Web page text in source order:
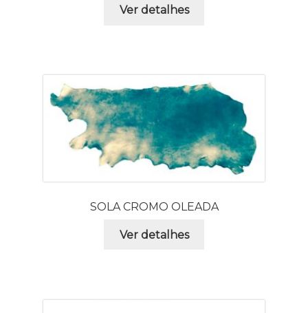
Ver detalhes
SOLA CROMO OLEADA
Ver detalhes